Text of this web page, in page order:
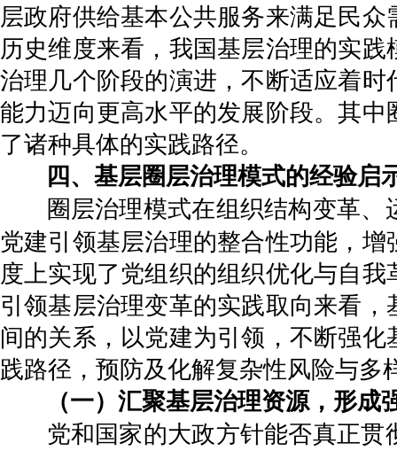
层政府供给基本公共服务来满足民
历史维度来看，我国基层治理的实
治理几个阶段的演进，不断适应着
能力迈向更高水平的发展阶段。其
了诸种具体的实践路径。
四、基层圈层治理模式的经验启
圈层治理模式在组织结构变革
党建引领基层治理的整合性功能，
度上实现了党组织的组织优化与自
引领基层治理变革的实践取向来看
间的关系，以党建为引领，不断强
践路径，预防及化解复杂性风险与
（一）汇聚基层治理资源，形成
党和国家的大政方针能否真正